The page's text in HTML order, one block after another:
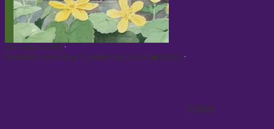
Les mieux notés
Évaluation de 4.6 sur 5, basée sur 21 avis
4.6(21)
E-book